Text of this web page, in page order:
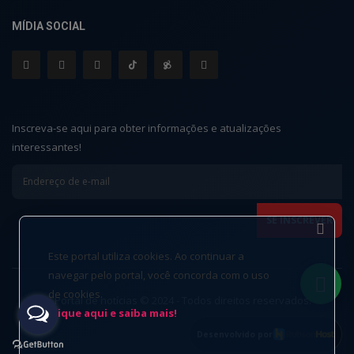
MÍDIA SOCIAL
Inscreva-se aqui para obter informações e atualizações
interessantes!
Portal de notícias © 2024 - Todos direitos reservados.
Este portal utiliza cookies. Ao continuar a
navegar pelo portal, você concorda com o uso
de cookies.
Clique aqui e saiba mais!